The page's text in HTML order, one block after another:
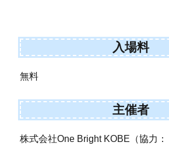
入場料
無料
主催者
株式会社One Bright KOBE（協力